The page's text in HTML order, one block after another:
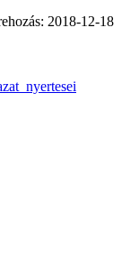
2018-12-18